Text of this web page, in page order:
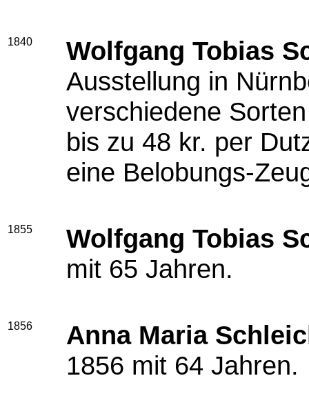
1840
Wolfgang Tobias
Ausstellung in
verschiedene
bis zu 48 kr. per
eine Belobungs-
1855
Wolfgang Tobias
mit 65 Jahren.
1856
Anna Maria
1856 mit 64 Jahren.